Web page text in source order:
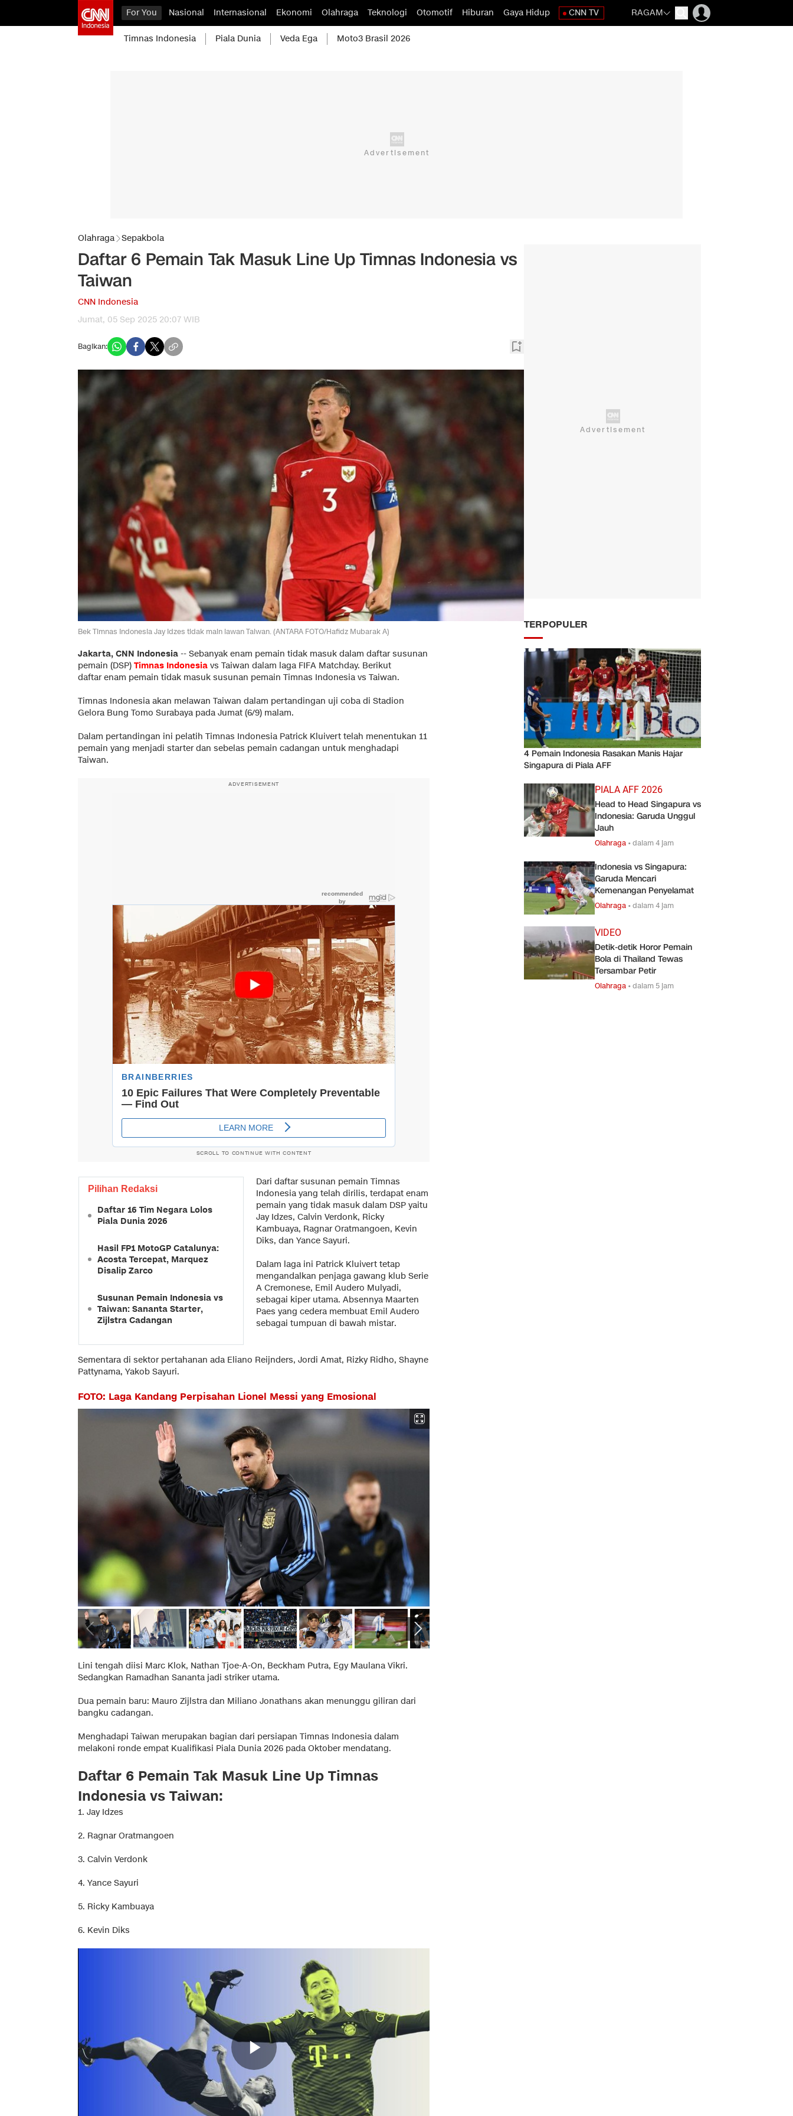
For You Nasional Internasional Ekonomi Olahraga Teknologi Otomotif Hiburan Gaya Hidup CNN TV RAGAM
Timnas Indonesia Piala Dunia Veda Ega Moto3 Brasil 2026
Olahraga Sepakbola
Daftar 6 Pemain Tak Masuk Line Up Timnas Indonesia vs
Taiwan
CNN Indonesia
Jumat, 05 Sep 2025 20:07 WIB
Bagikan:
Bek Timnas Indonesia Jay Idzes tidak main lawan Taiwan. (ANTARA FOTO/Hafidz Mubarak A)
Jakarta, CNN Indonesia -- Sebanyak enam pemain tidak masuk dalam daftar susunan
pemain (DSP) Timnas Indonesia vs Taiwan dalam laga FIFA Matchday. Berikut
daftar enam pemain tidak masuk susunan pemain Timnas Indonesia vs Taiwan.
Timnas Indonesia akan melawan Taiwan dalam pertandingan uji coba di Stadion
Gelora Bung Tomo Surabaya pada Jumat (6/9) malam.
Dalam pertandingan ini pelatih Timnas Indonesia Patrick Kluivert telah menentukan 11
pemain yang menjadi starter dan sebelas pemain cadangan untuk menghadapi
Taiwan.
ADVERTISEMENT
SCROLL TO CONTINUE WITH CONTENT
Pilihan Redaksi
Daftar 16 Tim Negara Lolos
Piala Dunia 2026
Hasil FP1 MotoGP Catalunya:
Acosta Tercepat, Marquez
Disalip Zarco
Susunan Pemain Indonesia vs
Taiwan: Sananta Starter,
Zijlstra Cadangan
Dari daftar susunan pemain Timnas
Indonesia yang telah dirilis, terdapat enam
pemain yang tidak masuk dalam DSP yaitu
Jay Idzes, Calvin Verdonk, Ricky
Kambuaya, Ragnar Oratmangoen, Kevin
Diks, dan Yance Sayuri.
Dalam laga ini Patrick Kluivert tetap
mengandalkan penjaga gawang klub Serie
A Cremonese, Emil Audero Mulyadi,
sebagai kiper utama. Absennya Maarten
Paes yang cedera membuat Emil Audero
sebagai tumpuan di bawah mistar.
Sementara di sektor pertahanan ada Eliano Reijnders, Jordi Amat, Rizky Ridho, Shayne
Pattynama, Yakob Sayuri.
FOTO: Laga Kandang Perpisahan Lionel Messi yang Emosional
Lini tengah diisi Marc Klok, Nathan Tjoe-A-On, Beckham Putra, Egy Maulana Vikri.
Sedangkan Ramadhan Sananta jadi striker utama.
Dua pemain baru: Mauro Zijlstra dan Miliano Jonathans akan menunggu giliran dari
bangku cadangan.
Menghadapi Taiwan merupakan bagian dari persiapan Timnas Indonesia dalam
melakoni ronde empat Kualifikasi Piala Dunia 2026 pada Oktober mendatang.
Daftar 6 Pemain Tak Masuk Line Up Timnas
Indonesia vs Taiwan:
1. Jay Idzes
2. Ragnar Oratmangoen
3. Calvin Verdonk
4. Yance Sayuri
5. Ricky Kambuaya
6. Kevin Diks
TERPOPULER
4 Pemain Indonesia Rasakan Manis Hajar
Singapura di Piala AFF
PIALA AFF 2026
Head to Head Singapura vs
Indonesia: Garuda Unggul
Jauh
Olahraga •dalam 4 jam
Indonesia vs Singapura:
Garuda Mencari
Kemenangan Penyelamat
Olahraga •dalam 4 jam
VIDEO
Detik-detik Horor Pemain
Bola di Thailand Tewas
Tersambar Petir
Olahraga •dalam 5 jam